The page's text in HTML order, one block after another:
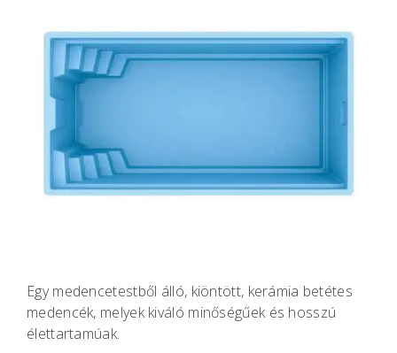
Egy medencetestből álló, kiöntött, kerámia betétes
medencék, melyek kiváló minőségűek és hosszú
élettartamúak.